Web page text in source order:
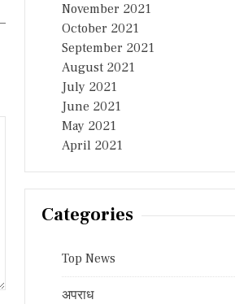
November 2021
October 2021
September 2021
August 2021
July 2021
June 2021
May 2021
April 2021
Categories
Top News
अपराध